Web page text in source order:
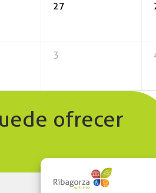
27
3
ofrecer